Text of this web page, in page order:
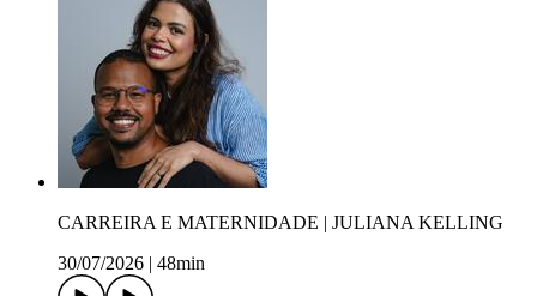
CARREIRA E MATERNIDADE | JULIANA KELLING
30/07/2026
48min